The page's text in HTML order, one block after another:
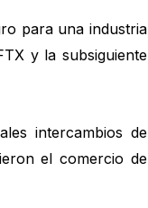
para una industria
y la subsiguiente
intercambios de
el comercio de